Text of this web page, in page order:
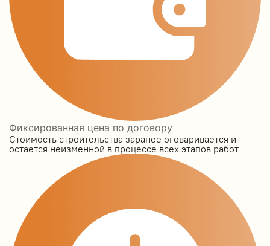
Фиксированная цена по договору
Стоимость строительства заранее оговаривается и
остаётся неизменной в процессе всех этапов работ